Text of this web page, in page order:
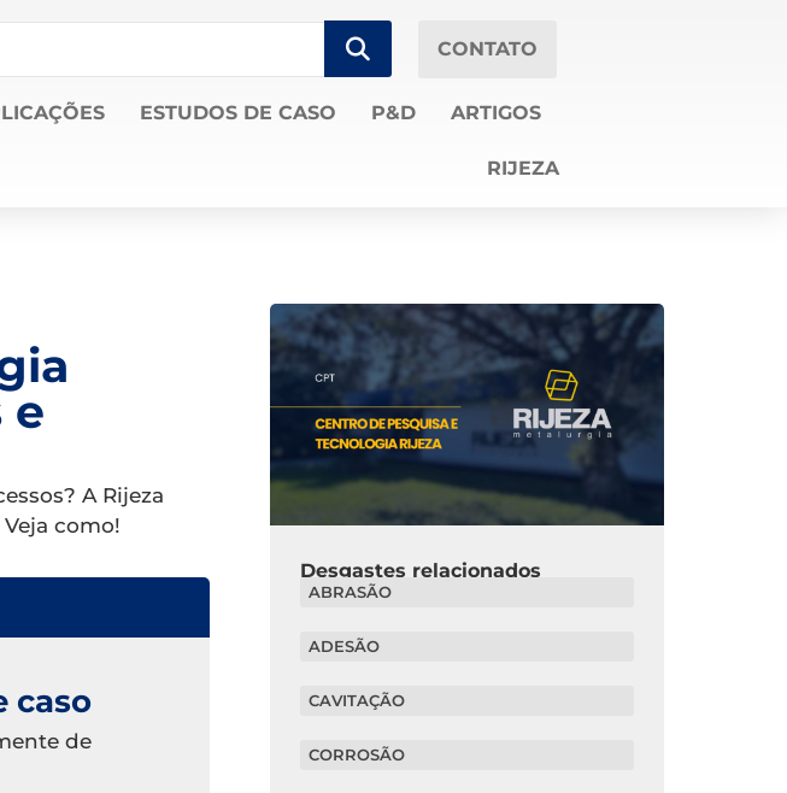
CONTATO
ESTUDOS DE CASO P&D ARTIGOS
RIJEZA
e
A Rijeza
como!
caso
de
Desgastes relacionados
ABRASÃO
ADESÃO
CAVITAÇÃO
CORROSÃO